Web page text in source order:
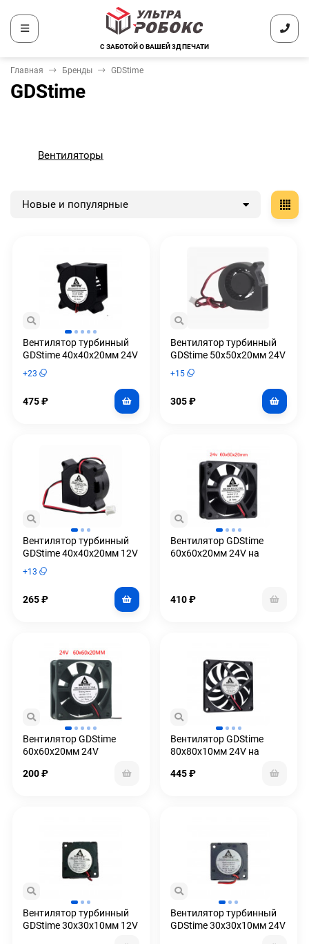
С ЗАБОТОЙ О ВАШЕЙ 3Д ПЕЧАТИ
Главная Бренды GDStime
GDStime
Вентиляторы
Новые и популярные
Вентилятор турбинный
GDStime 40x40x20мм 24V
на подшипниках
+23
475₽
Вентилятор турбинный
GDStime 50x50x20мм 24V
0.06A
+15
305₽
Вентилятор турбинный
GDStime 40x40x20мм 12V
+13
265₽
Вентилятор GDStime
60x60x20мм 24V на
410₽
Вентилятор GDStime
60x60x20мм 24V
200₽
Вентилятор GDStime
80x80x10мм 24V на
445₽
Вентилятор турбинный
GDStime 30x30x10мм 12V
Вентилятор турбинный
GDStime 30x30x10мм 24V